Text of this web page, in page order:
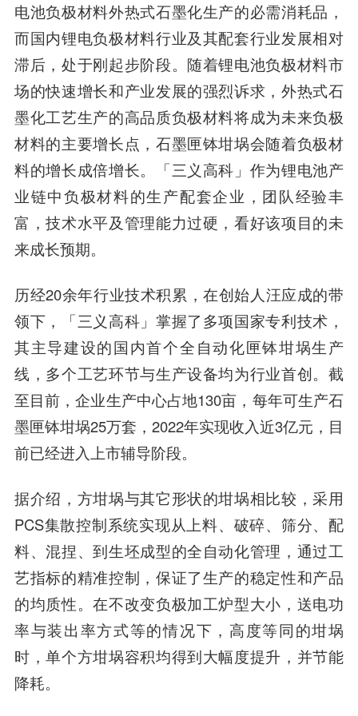
电池负极材料外热式石墨化生产的必需消耗品，
而国内锂电负极材料行业及其配套行业发展相对
滞后，处于刚起步阶段。随着锂电池负极材料市
场的快速增长和产业发展的强烈诉求，外热式石
墨化工艺生产的高品质负极材料将成为未来负极
材料的主要增长点，石墨匣钵坩埚会随着负极材
料的增长成倍增长。「三义高科」作为锂电池产
业链中负极材料的生产配套企业，团队经验丰
富，技术水平及管理能力过硬，看好该项目的未
来成长预期。
历经20余年行业技术积累，在创始人汪应成的带
领下，「三义高科」掌握了多项国家专利技术，
其主导建设的国内首个全自动化匣钵坩埚生产
线，多个工艺环节与生产设备均为行业首创。截
至目前，企业生产中心占地130亩，每年可生产石
墨匣钵坩埚25万套，2022年实现收入近3亿元，目
前已经进入上市辅导阶段。
据介绍，方坩埚与其它形状的坩埚相比较，采用
PCS集散控制系统实现从上料、破碎、筛分、配
料、混捏、到生坯成型的全自动化管理，通过工
艺指标的精准控制，保证了生产的稳定性和产品
的均质性。在不改变负极加工炉型大小，送电功
率与装出率方式等的情况下，高度等同的坩埚
时，单个方坩埚容积均得到大幅度提升，并节能
降耗。